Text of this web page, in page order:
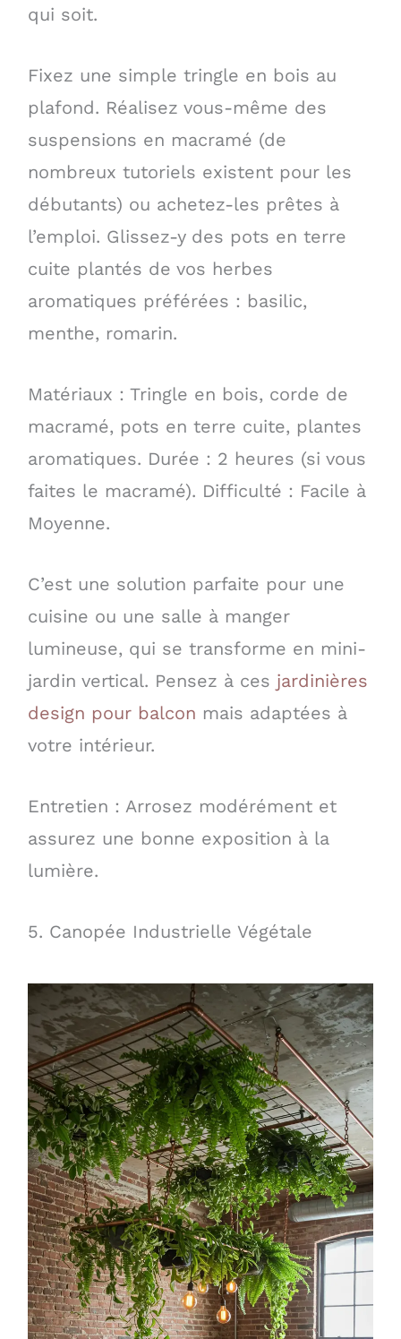
qui soit.
Fixez une simple tringle en bois au
plafond. Réalisez vous-même des
suspensions en macramé (de
nombreux tutoriels existent pour les
débutants) ou achetez-les prêtes à
l’emploi. Glissez-y des pots en terre
cuite plantés de vos herbes
aromatiques préférées : basilic,
menthe, romarin.
Matériaux : Tringle en bois, corde de
macramé, pots en terre cuite, plantes
aromatiques. Durée : 2 heures (si vous
faites le macramé). Difficulté : Facile à
Moyenne.
C’est une solution parfaite pour une
cuisine ou une salle à manger
lumineuse, qui se transforme en mini-
jardin vertical. Pensez à ces jardinières
design pour balcon mais adaptées à
votre intérieur.
Entretien : Arrosez modérément et
assurez une bonne exposition à la
lumière.
5. Canopée Industrielle Végétale